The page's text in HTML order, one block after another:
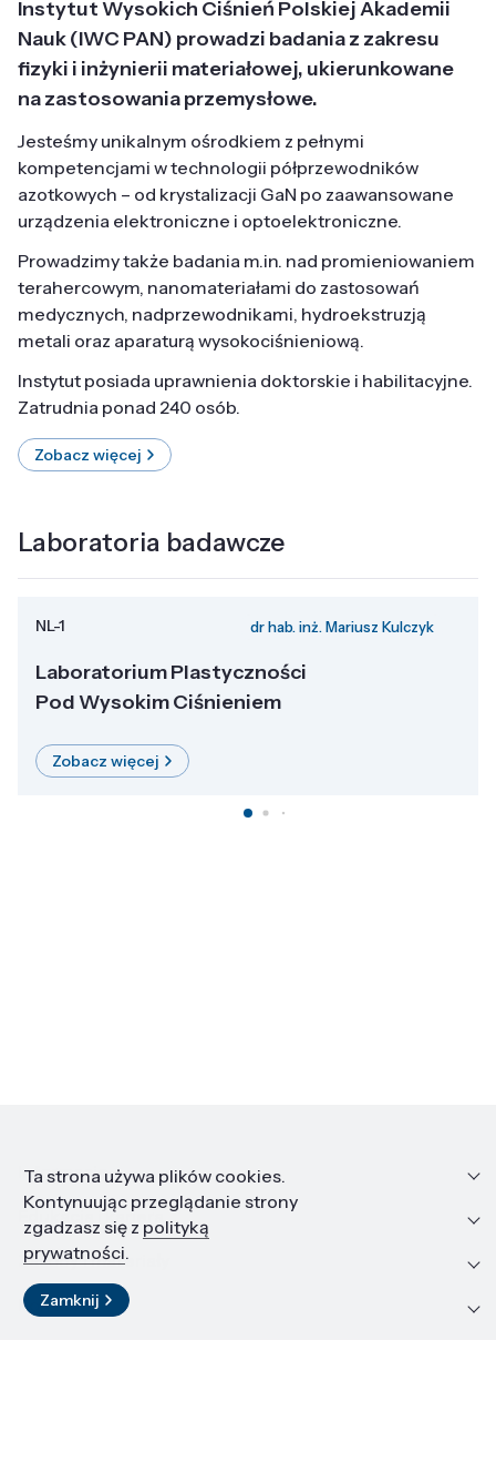
Instytut Wysokich Ciśnień Polskiej Akademii
Nauk (IWC PAN) prowadzi badania z zakresu
fizyki i inżynierii materiałowej, ukierunkowane
na zastosowania przemysłowe.
Jesteśmy unikalnym ośrodkiem z pełnymi
kompetencjami w technologii półprzewodników
azotkowych – od krystalizacji GaN po zaawansowane
urządzenia elektroniczne i optoelektroniczne.
Prowadzimy także badania m.in. nad promieniowaniem
terahercowym, nanomateriałami do zastosowań
medycznych, nadprzewodnikami, hydroekstruzją
metali oraz aparaturą wysokociśnieniową.
Instytut posiada uprawnienia doktorskie i habilitacyjne.
Zatrudnia ponad 240 osób.
Zobacz więcej
Laboratoria badawcze
NL-1 dr hab. inż. Mariusz Kulczyk
Laboratorium Plastyczności
Pod Wysokim Ciśnieniem
Zobacz więcej
Informacje
Edukacja i kariera
Zasoby i materiały
Kontakt
Ta strona używa plików cookies.
Kontynuując przeglądanie strony
zgadzasz się z polityką
prywatności.
Zamknij